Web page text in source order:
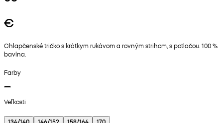
€
Chlapčenské tričko s krátkym rukávom a rovným strihom, s potlačou. 100 %
bavlna.
Farby
Veľkosti
134/140 146/152 158/164
170